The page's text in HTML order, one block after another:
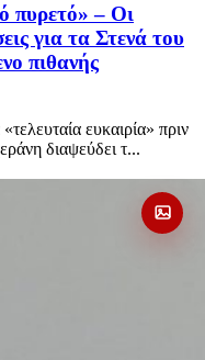
πυρετό» – Οι
για τα Στενά του
πιθανής
ευκαιρία» πριν
διαψεύδει τ...